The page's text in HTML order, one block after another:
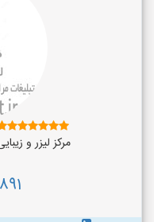
مرکز لیزر و